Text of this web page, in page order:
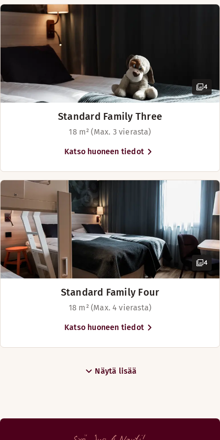
4
Standard Family Three
18 m² (Max. 3 vierasta)
Katso huoneen tiedot
4
Standard Family Four
18 m² (Max. 4 vierasta)
Katso huoneen tiedot
Näytä lisää